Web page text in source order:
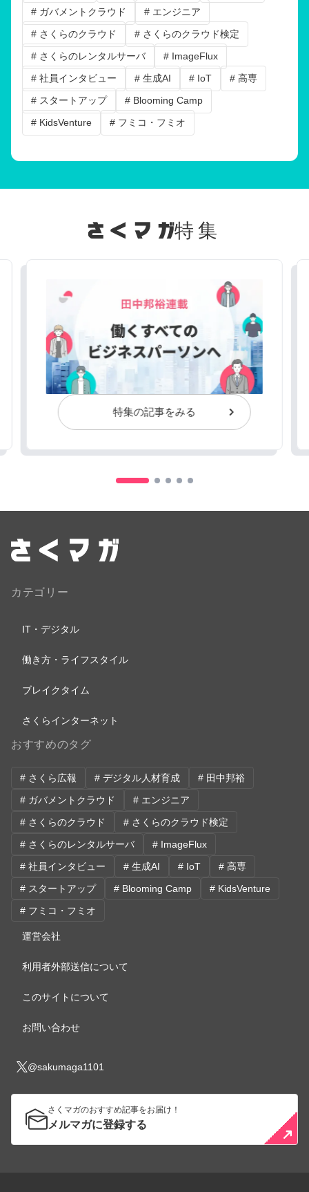
# ガバメントクラウド
# エンジニア
# さくらのクラウド
# さくらのクラウド検定
# さくらのレンタルサーバ
# ImageFlux
# 社員インタビュー
# 生成AI # IoT
# 高専
# スタートアップ
# Blooming Camp
# KidsVenture
# フミコ・フミオ
特集
特集の記事をみる
運営会社
利用者外部送信について
このサイトについて
お問い合わせ
@sakumaga1101
さくマガのおすすめ記事をお届け！
メルマガに登録する
カテゴリー
IT・デジタル
働き方・ライフスタイル
ブレイクタイム
さくらインターネット
おすすめのタグ
# さくら広報 # デジタル人材育成
# 田中邦裕
# ガバメントクラウド
# エンジニア
# さくらのクラウド
# さくらのクラウド検定
# さくらのレンタルサーバ
# ImageFlux
# 社員インタビュー
# 生成AI # IoT
# 高専
# スタートアップ
# Blooming Camp
# KidsVenture
# フミコ・フミオ